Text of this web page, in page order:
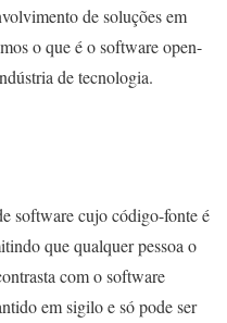
de soluções em
o que é o software open-
de tecnologia.
software cujo código-fonte é
que qualquer pessoa o
com o software
em sigilo e só pode ser